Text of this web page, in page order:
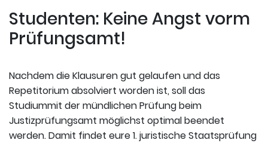
Datenbank finden. Hier
registrieren und die Protokolle
abrufen.
Studenten: Keine Angst vorm
Prüfungsamt!
Nachdem die Klausuren gut gelaufen und das
Repetitorium absolviert worden ist, soll das
Studiummit der mündlichen Prüfung beim
Justizprüfungsamt möglichst optimal beendet
werden. Damit findet eure 1. juristische Staatsprüfung